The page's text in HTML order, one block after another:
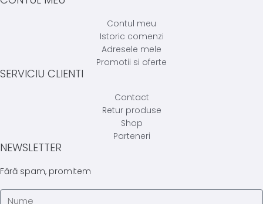
Contul meu
Istoric comenzi
Adresele mele
Promotii si oferte
SERVICIU CLIENTI
Contact
Retur produse
Shop
Parteneri
NEWSLETTER
Fără spam, promitem